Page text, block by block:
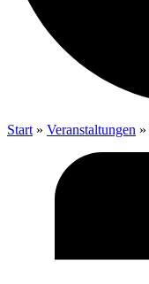
Start » Veranstaltungen »